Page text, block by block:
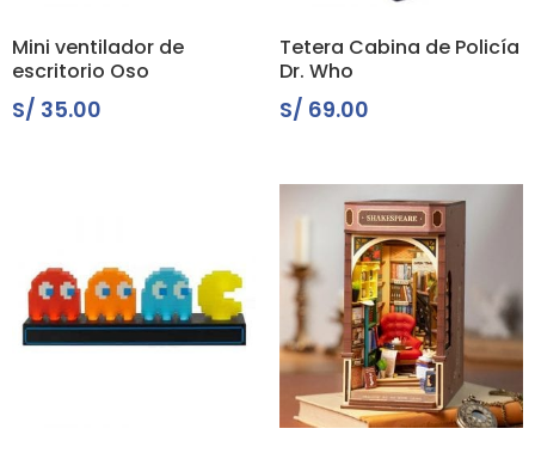
Mini ventilador de
escritorio Oso
S/ 35.00
Tetera Cabina de Policía
Dr. Who
S/ 69.00